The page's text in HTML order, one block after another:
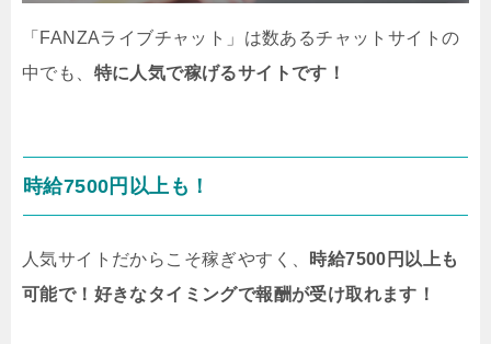
「FANZAライブチャット」は数あるチャットサイトの
中でも、 特に人気で稼げるサイトです！
時給7500円以上も！
人気サイトだからこそ稼ぎやすく、 時給7500円以上も
可能で！好きなタイミングで報酬が受け取れます！